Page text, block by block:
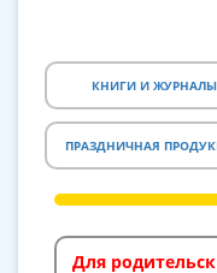
КНИГИ И ЖУРНАЛЫ
ПРАЗДНИЧНАЯ
Для